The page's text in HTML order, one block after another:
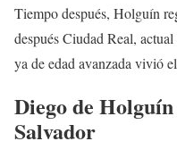
Tiempo después, Holguín
después Ciudad Real,
ya de edad avanzada vivió
Diego de
Salvador